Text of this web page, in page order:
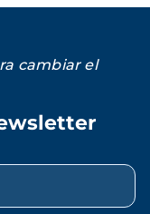
cambiar el